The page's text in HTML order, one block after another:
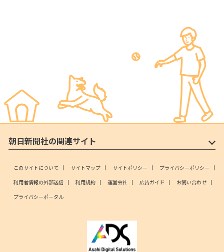
朝日新聞社の関連サイト
このサイトについて サイトマップ サイトポリシー
プライバシーポリシー
利用者情報の外部送信
利用規約 運営会社 広告ガイド
お問い合わせ
プライバシーポータル